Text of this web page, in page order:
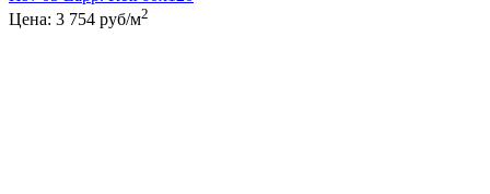
Цена: 3 754 руб/м2